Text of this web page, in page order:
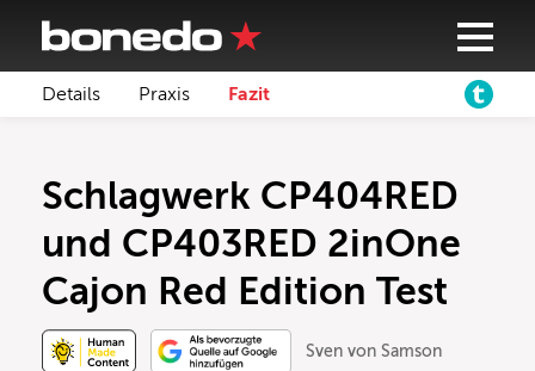
Details Praxis Fazit
Schlagwerk CP404RED
und CP403RED 2inOne
Cajon Red Edition Test
Sven von Samson